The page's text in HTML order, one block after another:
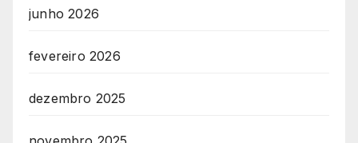
junho 2026
fevereiro 2026
dezembro 2025